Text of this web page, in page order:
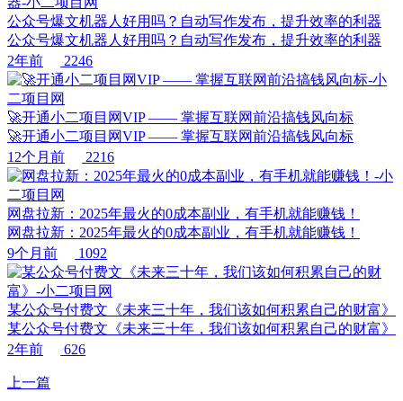
公众号爆文机器人好用吗？自动写作发布，提升效率的利器
公众号爆文机器人好用吗？自动写作发布，提升效率的利器
2年前
2246
🚀开通小二项目网VIP —— 掌握互联网前沿搞钱风向标
🚀开通小二项目网VIP —— 掌握互联网前沿搞钱风向标
12个月前
2216
网盘拉新：2025年最火的0成本副业，有手机就能赚钱！
网盘拉新：2025年最火的0成本副业，有手机就能赚钱！
9个月前
1092
某公众号付费文《未来三十年，我们该如何积累自己的财富》
某公众号付费文《未来三十年，我们该如何积累自己的财富》
2年前
626
上一篇